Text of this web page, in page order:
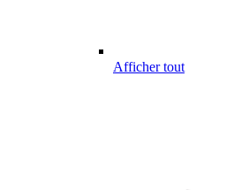
Afficher tout